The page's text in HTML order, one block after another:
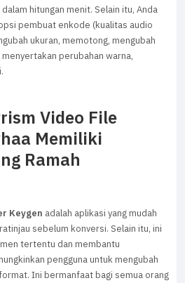
hitungan menit. Selain itu, Anda
pembuat enkode (kualitas audio
ukuran, memotong, mengubah
perubahan warna,
Video File
Memiliki
Ramah
Keygen adalah aplikasi yang mudah
sebelum konversi. Selain itu, ini
tertentu dan membantu
pengguna untuk mengubah
Ini bermanfaat bagi semua orang